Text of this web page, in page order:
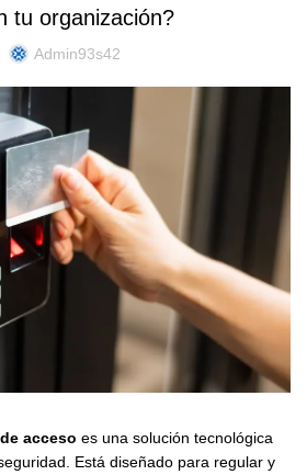
tu organización?
Admin93s42
acceso es una solución tecnológica
Está diseñado para regular y